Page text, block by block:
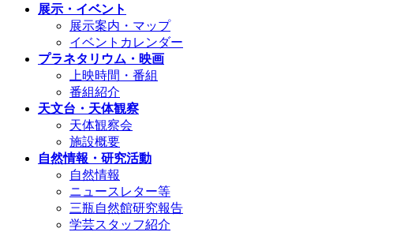
展示・イベント
展示案内・マップ
イベントカレンダー
プラネタリウム・映画
上映時間・番組
番組紹介
天文台・天体観察
天体観察会
施設概要
自然情報・研究活動
自然情報
ニュースレター等
三瓶自然館研究報告
学芸スタッフ紹介